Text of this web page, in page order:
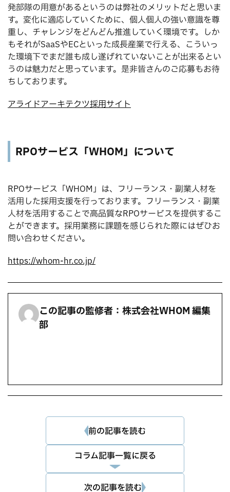
発部隊の用意があるというのは弊社のメリットだと思いま
す。変化に適応していくために、個人個人の強い意識を尊
重し、チャレンジをどんどん推進していく環境です。しか
もそれがSaaSやECといった成長産業で行える、こういっ
た環境下でまだ誰も成し遂げれていないことが出来るとい
うのは魅力だと思っています。是非皆さんのご応募もお待
ちしております。
アライドアーキテクツ採用サイト
RPOサービス「WHOM」について
RPOサービス「WHOM」は、フリーランス・副業人材を
活用した採用支援を行っております。フリーランス・副業
人材を活用することで高品質なRPOサービスを提供するこ
とができます。採用業務に課題を感じられた際にはぜひお
問い合わせください。
https://whom-hr.co.jp/
この記事の監修者：株式会社WHOM 編集
部
前の記事を読む
コラム記事一覧に戻る
次の記事を読む